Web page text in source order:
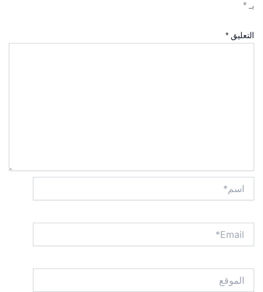
بـ *
التعليق *